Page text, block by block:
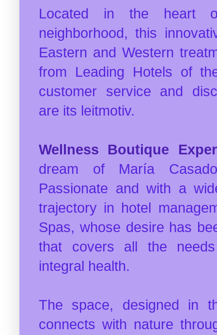
Located in the heart
neighborhood, this
Eastern and Western
from Leading Hotels of
customer service and
are its leitmotiv.
Wellness Boutique
dream of María
Passionate and with a
trajectory in hotel
Spas, whose desire has
that covers all the
integral health.
The space, designed in
connects with nature